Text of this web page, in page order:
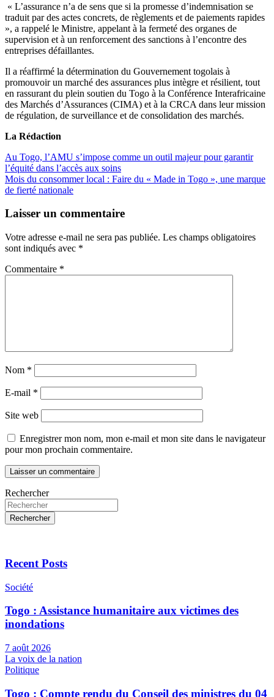
« L’assurance n’a de sens que si la promesse d’indemnisation se
traduit par des actes concrets, de règlements et de paiements rapides
», a rappelé le Ministre, appelant à la fermeté des organes de
supervision et à un renforcement des sanctions à l’encontre des
entreprises défaillantes.
Il a réaffirmé la détermination du Gouvernement togolais à
promouvoir un marché des assurances plus intègre et résilient, tout
en rassurant du plein soutien du Togo à la Conférence Interafricaine
des Marchés d’Assurances (CIMA) et à la CRCA dans leur mission
de régulation, de surveillance et de consolidation des marchés.
La Rédaction
Navigation
de
l’article
Au Togo, l’AMU s’impose comme un outil majeur pour garantir
l’équité dans l’accès aux soins
Mois du consommer local : Faire du « Made in Togo », une marque
de fierté nationale
Laisser un commentaire
Votre adresse e-mail ne sera pas publiée. Les champs obligatoires
sont indiqués avec *
Commentaire *
Nom *
E-mail *
Site web
Enregistrer mon nom, mon e-mail et mon site dans le navigateur
pour mon prochain commentaire.
Rechercher
Rechercher
Recent Posts
Société
Togo : Assistance humanitaire aux victimes des
inondations
7 août 2026
La voix de la nation
Politique
Togo : Compte rendu du Conseil des ministres du 04